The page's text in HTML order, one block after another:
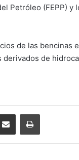
Petróleo (FEPP) y
de las bencinas
de
Enviar vía email Imprimir